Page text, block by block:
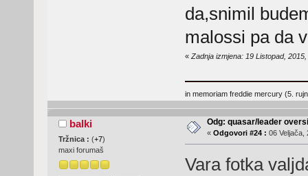
da,snimil
malossi pa da
« Zadnja izmjena: 19 Listopad,
in memoriam freddie mercury (5.
balki
Tržnica : (+7)
maxi forumaš
Odg: quasar/leader
« Odgovori #24 : 06 Veljača,
Vara fotka